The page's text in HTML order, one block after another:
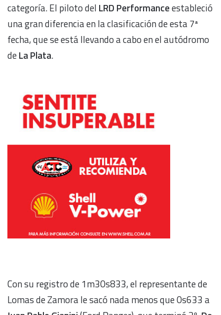
categoría. El piloto del LRD Performanceestableció
una gran diferencia en la clasificaciónde esta 7ª
fecha, que se está llevando a cabo en el autódromo
deLa Plata.
Con su registro de 1m30s833, el representante de
Lomas de Zamora le sacó nada menos que 0s633 a